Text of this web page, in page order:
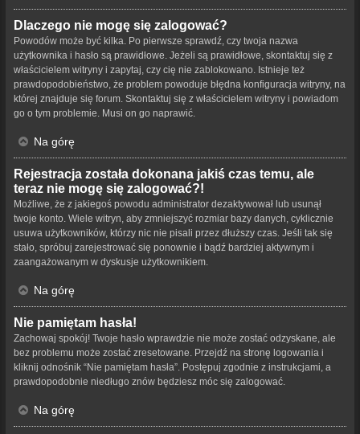
Dlaczego nie mogę się zalogować?
Powodów może być kilka. Po pierwsze sprawdź, czy twoja nazwa
użytkownika i hasło są prawidłowe. Jeżeli są prawidłowe, skontaktuj się z
właścicielem witryny i zapytaj, czy cię nie zablokowano. Istnieje też
prawdopodobieństwo, że problem powoduje błędna konfiguracja witryny, na
której znajduje się forum. Skontaktuj się z właścicielem witryny i powiadom
go o tym problemie. Musi on go naprawić.
Na górę
Rejestracja została dokonana jakiś czas temu, ale
teraz nie mogę się zalogować?!
Możliwe, że z jakiegoś powodu administrator dezaktywował lub usunął
twoje konto. Wiele witryn, aby zmniejszyć rozmiar bazy danych, cyklicznie
usuwa użytkowników, którzy nic nie pisali przez dłuższy czas. Jeśli tak się
stało, spróbuj zarejestrować się ponownie i bądź bardziej aktywnym i
zaangażowanym w dyskusje użytkownikiem.
Na górę
Nie pamiętam hasła!
Zachowaj spokój! Twoje hasło wprawdzie nie może zostać odzyskane, ale
bez problemu może zostać zresetowane. Przejdź na stronę logowania i
kliknij odnośnik “Nie pamiętam hasła”. Postępuj zgodnie z instrukcjami, a
prawdopodobnie niedługo znów będziesz móc się zalogować.
Na górę